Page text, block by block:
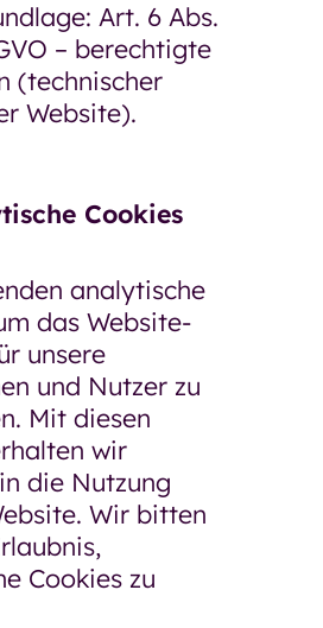
Art. 6 Abs.
– berechtigte
(technischer
Website).
Cookies
analytische
das Website-
unsere
und Nutzer zu
Mit diesen
wir
die Nutzung
Wir bitten
Cookies zu